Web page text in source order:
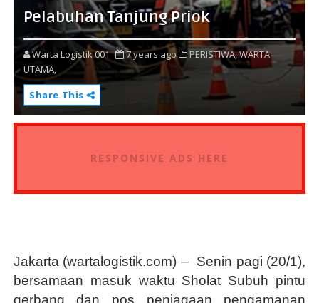
Pelabuhan Tanjung Priok
Warta Logistik 001 7 years ago PERISTIWA,WARTA
UTAMA,
Share This
RESPONSIVE ADS HERE
Jakarta (wartalogistik.com) – Senin pagi (20/1),
bersamaan masuk waktu Sholat Subuh pintu